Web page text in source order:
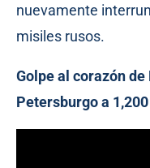
nuevamente
misiles rusos.
Golpe al corazón
Petersburgo a